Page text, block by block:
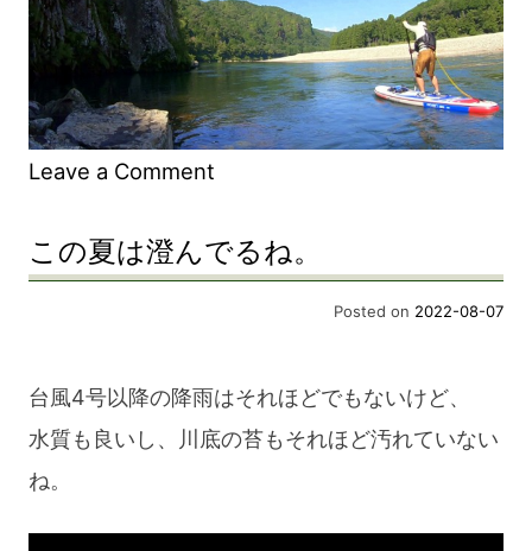
Leave a Comment
し
に
STAND
この夏は澄んでるね。
Posted on 2022-08-07
台風4号以降の降雨はそれほどでもないけど、
水質も良いし、川底の苔もそれほど汚れていない
ね。